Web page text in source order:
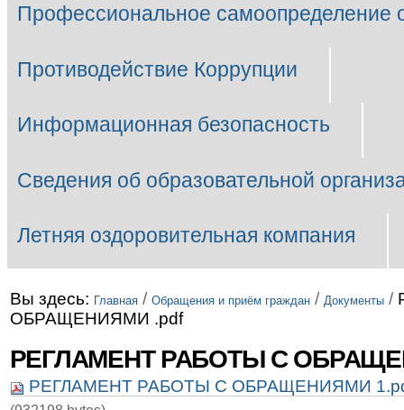
Профессиональное самоопределение
Противодействие Коррупции
Информационная безопасность
Сведения об образовательной
Летняя оздоровительная компания
Вы здесь: Главная / Обращения и приём граждан / Документы /
ОБРАЩЕНИЯМИ .pdf
РЕГЛАМЕНТ РАБОТЫ С
РЕГЛАМЕНТ РАБОТЫ С ОБРАЩЕНИЯМИ